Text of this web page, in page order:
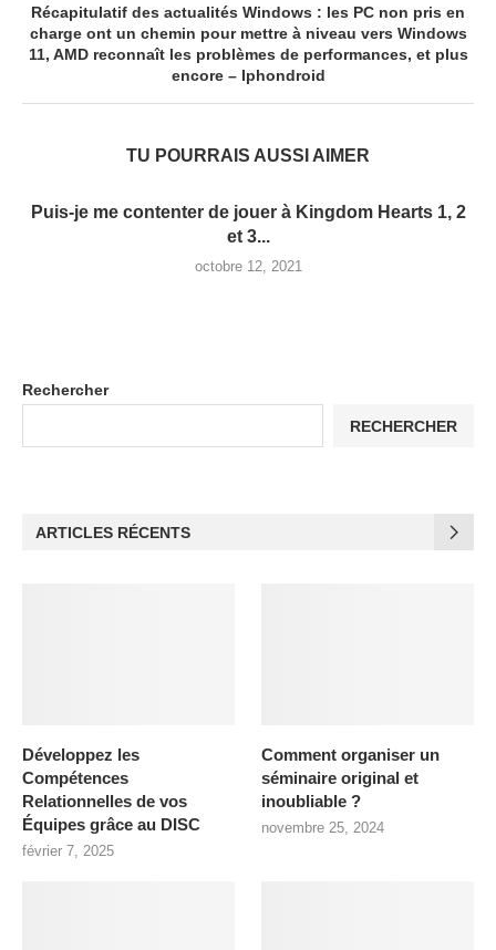
Récapitulatif des actualités Windows : les PC non pris en
charge ont un chemin pour mettre à niveau vers Windows
11, AMD reconnaît les problèmes de performances, et plus
encore – Iphondroid
TU POURRAIS AUSSI AIMER
Puis-je me contenter de jouer à Kingdom Hearts 1, 2
et 3...
octobre 12, 2021
Rechercher
RECHERCHER
ARTICLES RÉCENTS
Développez les
Compétences
Relationnelles de vos
Équipes grâce au DISC
février 7, 2025
Comment organiser un
séminaire original et
inoubliable ?
novembre 25, 2024